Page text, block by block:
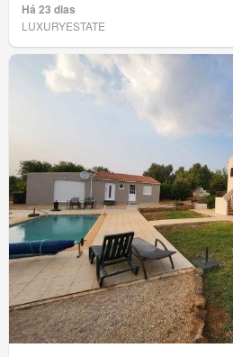
Há 23 dias
LUXURYESTATE